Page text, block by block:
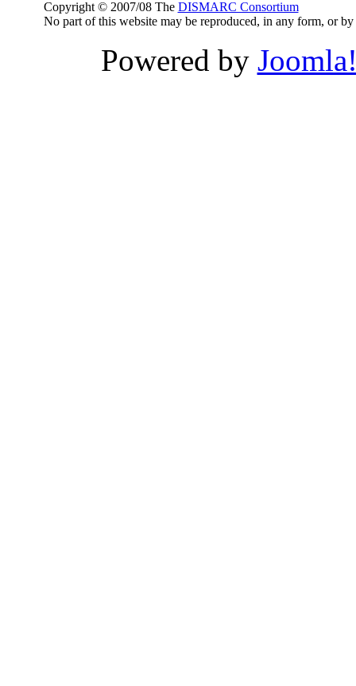
Copyright © 2007/08 The DISMARC Consortium
No part of this website may be reproduced, in any form, or
Powered by